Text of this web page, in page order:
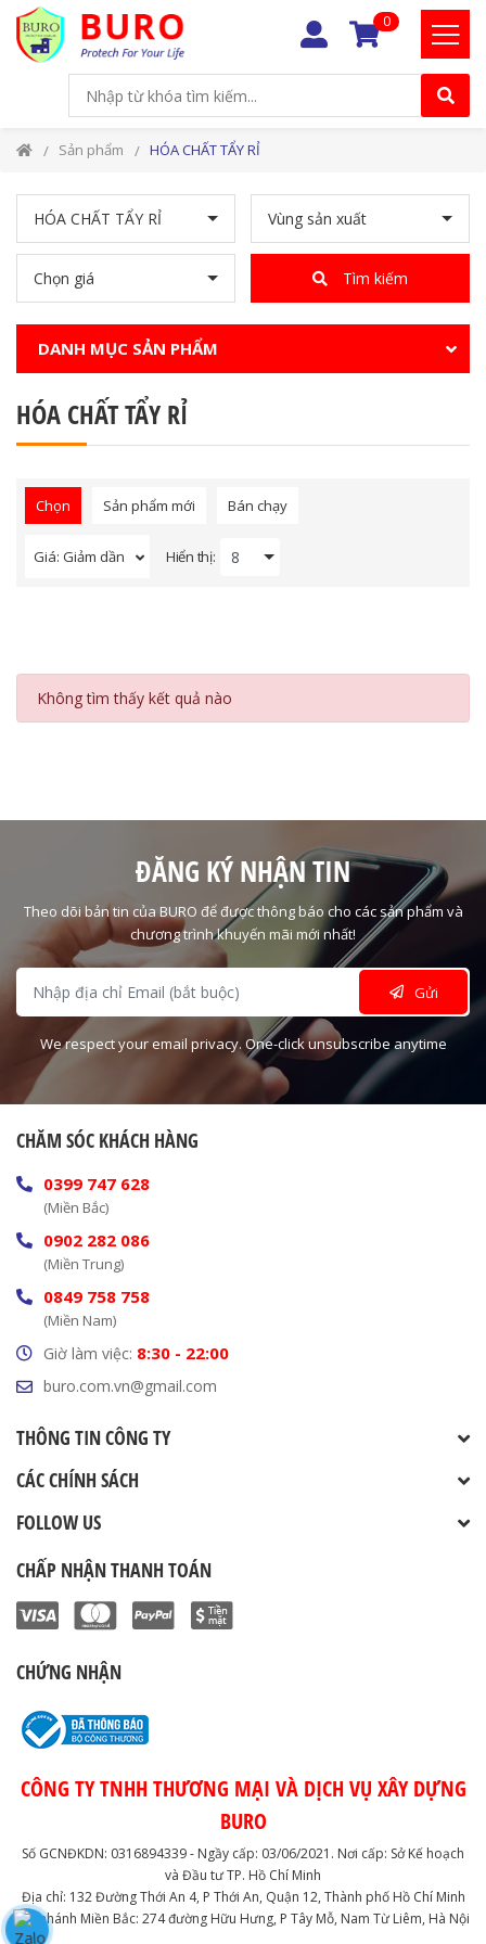
0
Sản phẩm HÓA CHẤT TẨY RỈ
HÓA CHẤT TẨY RỈ Vùng sản xuất
Chọn giá Tìm kiếm
DANH MỤC SẢN PHẨM
HÓA CHẤT TẨY RỈ
Chọn Sản phẩm mới Bán chạy
Giá: Giảm dần Hiển thị:
Không tìm thấy kết quả nào
ĐĂNG KÝ NHẬN TIN
Theo dõi bản tin của BURO để được thông báo cho các sản phẩm và
chương trình khuyến mãi mới nhất!
Gửi
We respect your email privacy. One-click unsubscribe anytime
CHĂM SÓC KHÁCH HÀNG
0399 747 628
(Miền Bắc)
0902 282 086
(Miền Trung)
0849 758 758
(Miền Nam)
Giờ làm việc: 8:30 - 22:00
buro.com.vn@gmail.com
THÔNG TIN CÔNG TY
CÁC CHÍNH SÁCH
FOLLOW US
CHẤP NHẬN THANH TOÁN
CHỨNG NHẬN
CÔNG TY TNHH THƯƠNG MẠI VÀ DỊCH VỤ XÂY DỰNG
BURO
Số GCNĐKDN: 0316894339 - Ngầy cấp: 03/06/2021. Nơi cấp: Sở Kế hoạch
và Đầu tư TP. Hồ Chí Minh
Địa chỉ: 132 Đường Thới An 4, P Thới An, Quận 12, Thành phố Hồ Chí Minh
Chi nhánh Miền Bắc: 274 đường Hữu Hưng, P Tây Mỗ, Nam Từ Liêm, Hà Nội